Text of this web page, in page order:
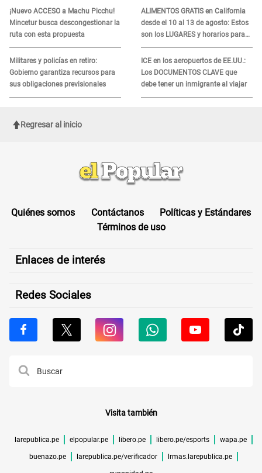
¡Nuevo ACCESO a Machu Picchu!
Mincetur busca descongestionar la
ruta con esta propuesta
Militares y policías en retiro:
Gobierno garantiza recursos para
sus obligaciones previsionales
ALIMENTOS GRATIS en California
desde el 10 al 13 de agosto: Estos
son los LUGARES y horarios para
recibir la ayuda
ICE en los aeropuertos de EE.UU.:
Los DOCUMENTOS CLAVE que
debe tener un inmigrante al viajar
Regresar al inicio
Quiénes somos Contáctanos
Políticas y Estándares
Términos de uso
Enlaces de interés
Redes Sociales
Visita también
larepublica.pe elpopular.pe libero.pe libero.pe/esports wapa.pe
buenazo.pe larepublica.pe/verificador lrmas.larepublica.pe